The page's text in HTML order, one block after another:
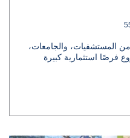
المستشفيات، والجامعات،
فرصًا استثمارية كبيرة